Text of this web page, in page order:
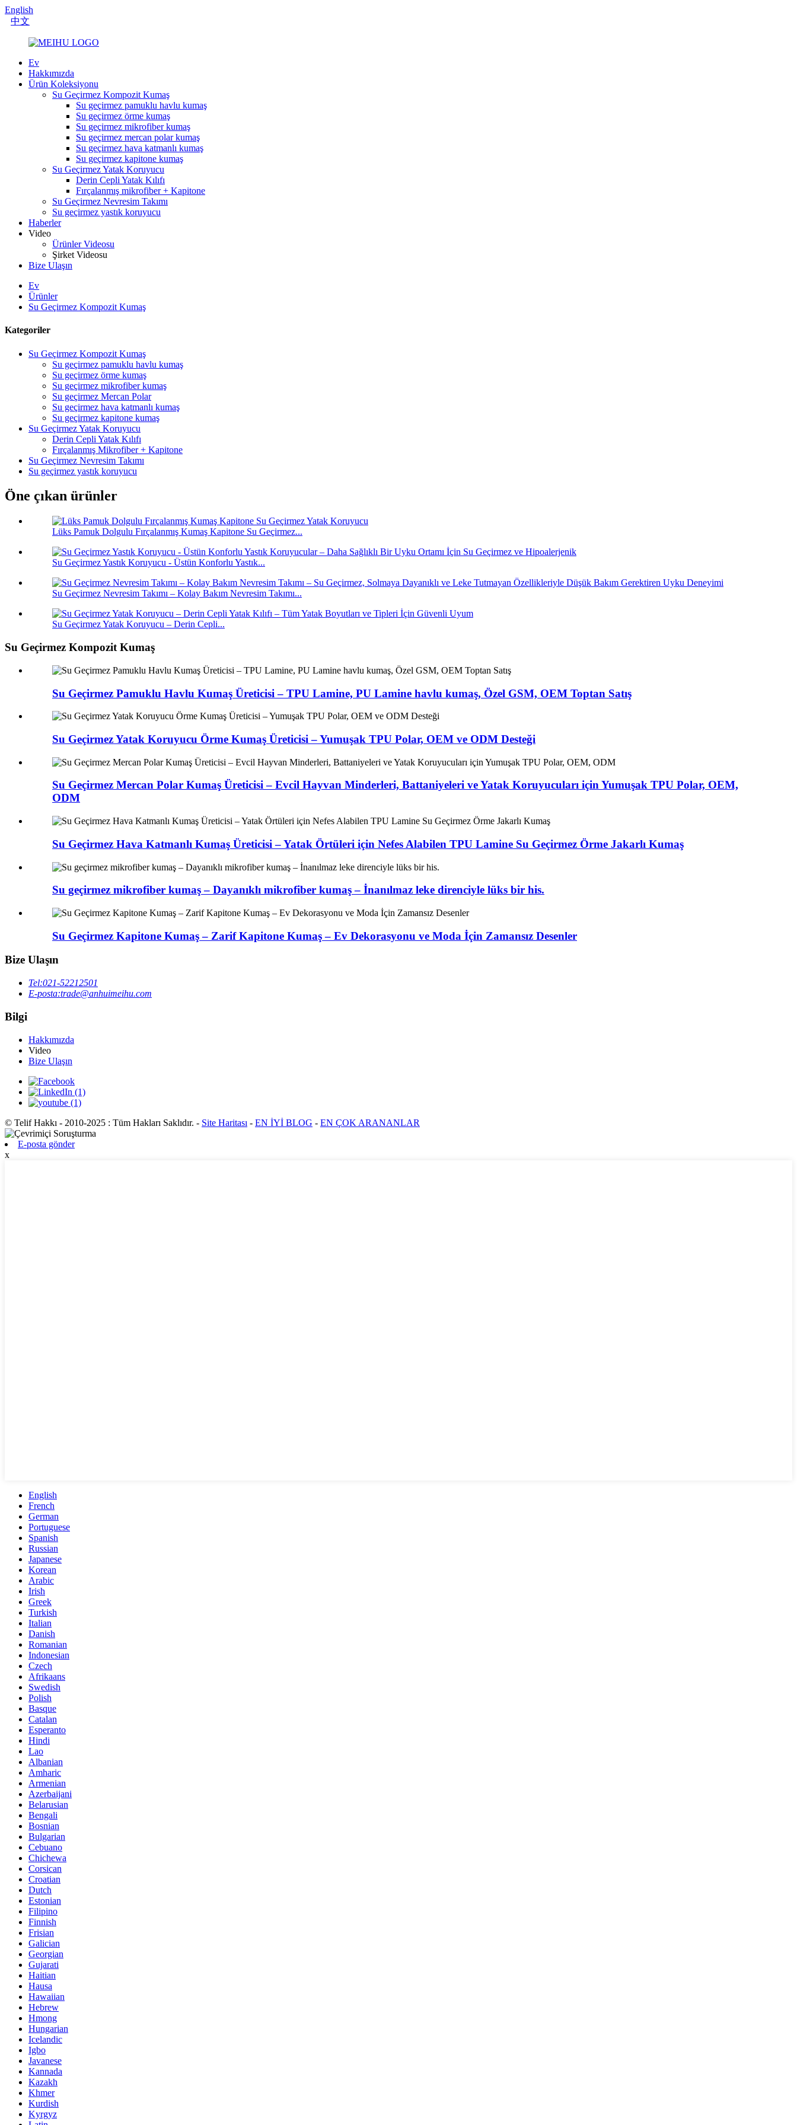
English
中文
Ev
Hakkımızda
Ürün Koleksiyonu
Su Geçirmez Kompozit Kumaş
Su geçirmez pamuklu havlu kumaş
Su geçirmez örme kumaş
Su geçirmez mikrofiber kumaş
Su geçirmez mercan polar kumaş
Su geçirmez hava katmanlı kumaş
Su geçirmez kapitone kumaş
Su Geçirmez Yatak Koruyucu
Derin Cepli Yatak Kılıfı
Fırçalanmış mikrofiber + Kapitone
Su Geçirmez Nevresim Takımı
Su geçirmez yastık koruyucu
Haberler
Video
Ürünler Videosu
Şirket Videosu
Bize Ulaşın
Ev
Ürünler
Su Geçirmez Kompozit Kumaş
Kategoriler
Su Geçirmez Kompozit Kumaş
Su geçirmez pamuklu havlu kumaş
Su geçirmez örme kumaş
Su geçirmez mikrofiber kumaş
Su geçirmez Mercan Polar
Su geçirmez hava katmanlı kumaş
Su geçirmez kapitone kumaş
Su Geçirmez Yatak Koruyucu
Derin Cepli Yatak Kılıfı
Fırçalanmış Mikrofiber + Kapitone
Su Geçirmez Nevresim Takımı
Su geçirmez yastık koruyucu
Öne çıkan ürünler
Lüks Pamuk Dolgulu Fırçalanmış Kumaş Kapitone Su Geçirmez...
Su Geçirmez Yastık Koruyucu - Üstün Konforlu Yastık...
Su Geçirmez Nevresim Takımı – Kolay Bakım Nevresim Takımı...
Su Geçirmez Yatak Koruyucu – Derin Cepli...
Su Geçirmez Kompozit Kumaş
Su Geçirmez Pamuklu Havlu Kumaş Üreticisi – TPU Lamine, PU Lamine havlu kumaş, Özel GSM, OEM Toptan Satış
Su Geçirmez Yatak Koruyucu Örme Kumaş Üreticisi – Yumuşak TPU Polar, OEM ve ODM Desteği
Su Geçirmez Mercan Polar Kumaş Üreticisi – Evcil Hayvan Minderleri, Battaniyeleri ve Yatak Koruyucuları için Yumuşak TPU Polar, OEM,
ODM
Su Geçirmez Hava Katmanlı Kumaş Üreticisi – Yatak Örtüleri için Nefes Alabilen TPU Lamine Su Geçirmez Örme Jakarlı Kumaş
Su geçirmez mikrofiber kumaş – Dayanıklı mikrofiber kumaş – İnanılmaz leke direnciyle lüks bir his.
Su Geçirmez Kapitone Kumaş – Zarif Kapitone Kumaş – Ev Dekorasyonu ve Moda İçin Zamansız Desenler
Bize Ulaşın
Tel:021-52212501
E-posta:trade@anhuimeihu.com
Bilgi
Hakkımızda
Video
Bize Ulaşın
© Telif Hakkı - 2010-2025 : Tüm Hakları Saklıdır. - Site Haritası - EN İYİ BLOG - EN ÇOK ARANANLAR
E-posta gönder
x
English
French
German
Portuguese
Spanish
Russian
Japanese
Korean
Arabic
Irish
Greek
Turkish
Italian
Danish
Romanian
Indonesian
Czech
Afrikaans
Swedish
Polish
Basque
Catalan
Esperanto
Hindi
Lao
Albanian
Amharic
Armenian
Azerbaijani
Belarusian
Bengali
Bosnian
Bulgarian
Cebuano
Chichewa
Corsican
Croatian
Dutch
Estonian
Filipino
Finnish
Frisian
Galician
Georgian
Gujarati
Haitian
Hausa
Hawaiian
Hebrew
Hmong
Hungarian
Icelandic
Igbo
Javanese
Kannada
Kazakh
Khmer
Kurdish
Kyrgyz